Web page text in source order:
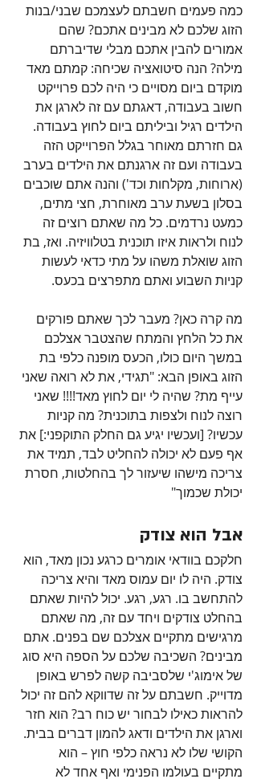
כמה פעמים חשבתם לעצמכם שבני/בנות
הזוג שלכם לא מבינים אתכם? שהם
אמורים להבין אתכם מבלי שדיברתם
מילה? הנה סיטואציה שכיחה: קמתם מאד
מוקדם ביום מסויים כי היה לכם פרוייקט
חשוב בעבודה, דאגתם עם זה לארגן את
הילדים רגיל וביליתם ביום לחוץ בעבודה.
גם חזרתם מאוחר בגלל הפרוייקט הזה
בעבודה ועם זה ארגנתם את הילדים בערב
(ארוחות, מקלחות וכד') והנה אתם שוכבים
בסלון בשעת ערב מאוחרת, חצי מתים,
כמעט נרדמים. כל מה שאתם רוצים זה
לנוח ולראות איזו תוכנית בטלוויזיה. ואז, בת
הזוג שואלת משהו על מתי כדאי לעשות
קניות השבוע ואתם מתפרצים בכעס.
מה קרה כאן? מעבר לכך שאתם פורקים
את כל הלחץ והמתח שהצטבר אצלכם
במשך היום כולו, הכעס מופנה כלפי בת
הזוג באופן הבא: "תגידי, את לא רואה שאני
עייף מת? שהיה לי יום לחוץ מאד!!!! שאני
רוצה לנוח ולצפות בתוכנית? מה קניות
עכשיו? [ועכשיו יגיע גם החלק התוקפני:] את
אף פעם לא יכולה להחליט לבד, תמיד את
צריכה מישהו שיעזור לך בהחלטות, חסרת
יכולת שכמוך"
אבל הוא צודק
חלקכם בוודאי אומרים כרגע נכון מאד, הוא
צודק. היה לו יום עמוס מאד והיא צריכה
להתחשב בו. רגע, רגע. יכול להיות שאתם
בהחלט צודקים ויחד עם זה, מה שאתם
מרגישים מתקיים אצלכם שם בפנים. אתם
מבינים? השכיבה שלכם על הספה היא סוג
של אימוג'י שלסביבה קשה לפרש באופן
מדוייק. חשבתם על זה שדווקא להם זה יכול
להראות כאילו לבחור יש כוח רב? הוא חזר
וארגן את הילדים ודאג להמון דברים בבית.
הקושי שלו לא נראה כלפי חוץ – הוא
מתקיים בעולמו הפנימי ואף אחד לא